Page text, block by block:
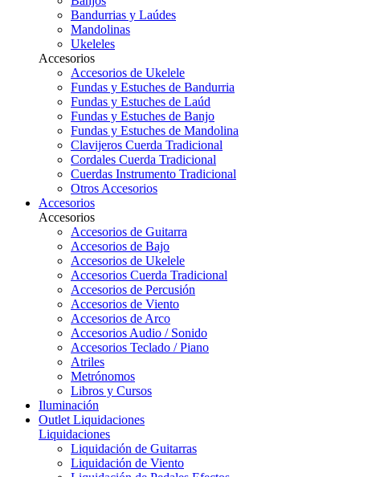
Bandurrias y Laúdes
Mandolinas
Ukeleles
Accesorios
Accesorios de Ukelele
Fundas y Estuches de Bandurria
Fundas y Estuches de Laúd
Fundas y Estuches de Banjo
Fundas y Estuches de Mandolina
Clavijeros Cuerda Tradicional
Cordales Cuerda Tradicional
Cuerdas Instrumento Tradicional
Otros Accesorios
Accesorios
Accesorios
Accesorios de Guitarra
Accesorios de Bajo
Accesorios de Ukelele
Accesorios Cuerda Tradicional
Accesorios de Percusión
Accesorios de Viento
Accesorios de Arco
Accesorios Audio / Sonido
Accesorios Teclado / Piano
Atriles
Metrónomos
Libros y Cursos
Iluminación
Outlet Liquidaciones
Liquidaciones
Liquidación de Guitarras
Liquidación de Viento